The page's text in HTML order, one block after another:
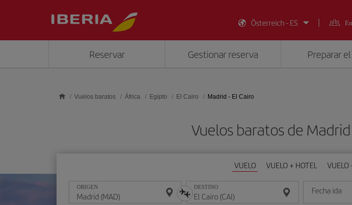
Österreich - ES
Reservar Gestionar reserva Preparar
Vuelos baratos África Egipto El Cairo Madrid - El Cairo
Vuelos baratos de
VUELO VUELO + HOTEL VUELO
ORIGEN DESTINO Fecha ida
Introduce la